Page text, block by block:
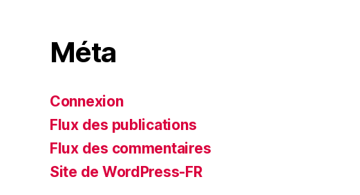
Méta
Connexion
Flux des publications
Flux des commentaires
Site de WordPress-FR